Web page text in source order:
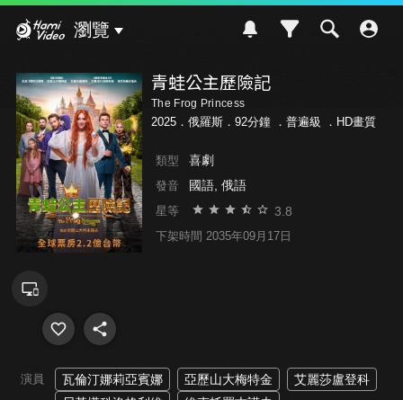
瀏覽
青蛙公主歷險記
The Frog Princess
2025．俄羅斯．92分鐘 ． 普遍級 ．HD畫質
類型 喜劇
發音 國語, 俄語
星等 3.8
下架時間 2035年09月17日
演員 瓦倫汀娜莉亞賓娜 亞歷山大梅特金
艾麗莎盧登科